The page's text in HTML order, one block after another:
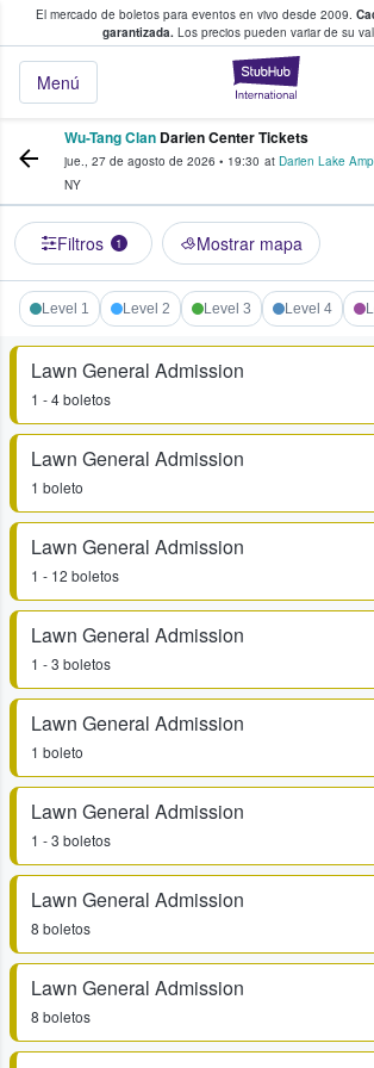
El mercado de boletos para eventos en vivo desde 2009.
garantizada. Los precios pueden variar de su
Menú
fans compran y venden
Wu-Tang Clan Darien Center Tickets
jue., 27 de agosto de 2026 • 19:30 at Darien Lake
NY
Filtros 1 Mostrar mapa
Level 1 Level 2 Level 3 Level 4
Lawn General Admission
1 - 4 boletos
Lawn General Admission
1 boleto
Lawn General Admission
1 - 12 boletos
Lawn General Admission
1 - 3 boletos
Lawn General Admission
1 boleto
Lawn General Admission
1 - 3 boletos
Lawn General Admission
8 boletos
Lawn General Admission
8 boletos